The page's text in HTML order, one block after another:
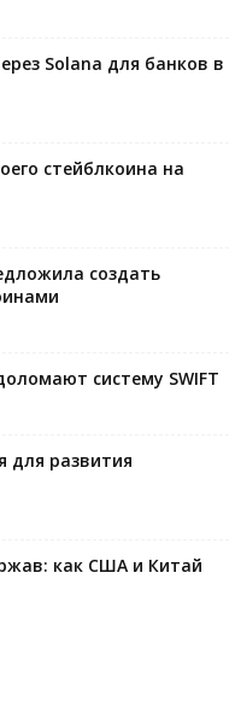
Solana для банков в
стейблкоина на
создать
систему SWIFT
для развития
как США и Китай